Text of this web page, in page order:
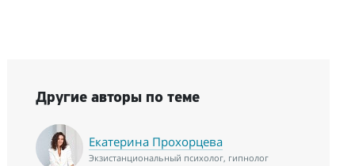
Другие авторы по теме
Екатерина Прохорцева
Экзистанциональный психолог, гипнолог